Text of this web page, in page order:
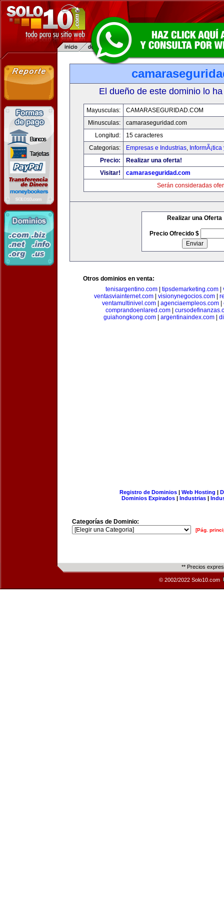
El dueño de este dominio lo
Mayusculas:
CAMARASEGURIDAD.COM
Minusculas:
camaraseguridad.com
Longitud:
15 caracteres
Categorias:
Empresas e Industrias,
Precio:
Realizar una oferta!
Visitar!
camaraseguridad.com
Serán consideradas
Realizar una Oferta
Precio Ofrecido $
Otros dominios en venta:
tenisargentino.com
tipsdemarketing.com
ventasviainternet.com
visionynegocios.com
ventamultinivel.com| agenciaempleos.com|
comprandoenlared.com|
guiahongkong.com| argentinaindex.com|
Registro de Dominios| Web Hosting |
Dominios Expirados | Industrias |
Categorías de Dominio:
[Pág.
** Precios
© 2002/2022 Solo10.com